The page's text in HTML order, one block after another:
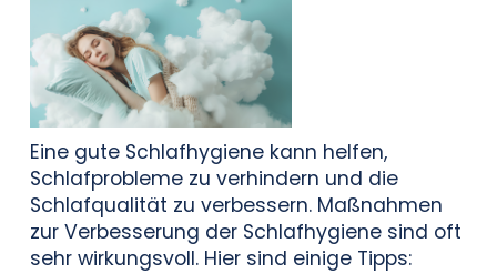
Eine gute Schlafhygiene kann helfen,
Schlafprobleme zu verhindern und die
Schlafqualität zu verbessern. Maßnahmen
zur Verbesserung der Schlafhygiene sind oft
sehr wirkungsvoll. Hier sind einige Tipps: